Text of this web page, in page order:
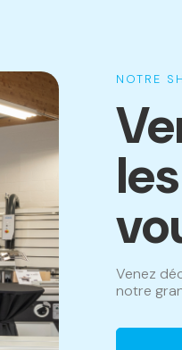
NOTRE
Venez
notre